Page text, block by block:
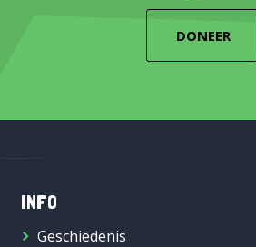
DONEER
INFO
Geschiedenis